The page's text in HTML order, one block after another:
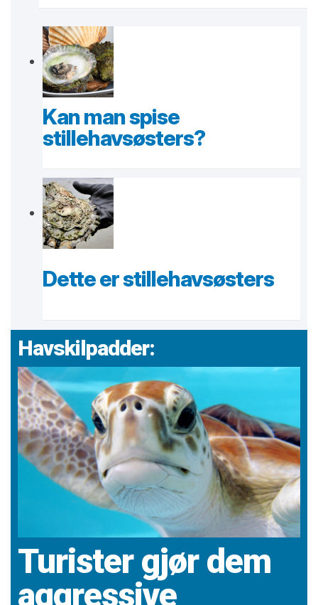
Kan man spise
stillehavsøsters?
Dette er stillehavsøsters
Havskilpadder:
Turister gjør dem
aggressive